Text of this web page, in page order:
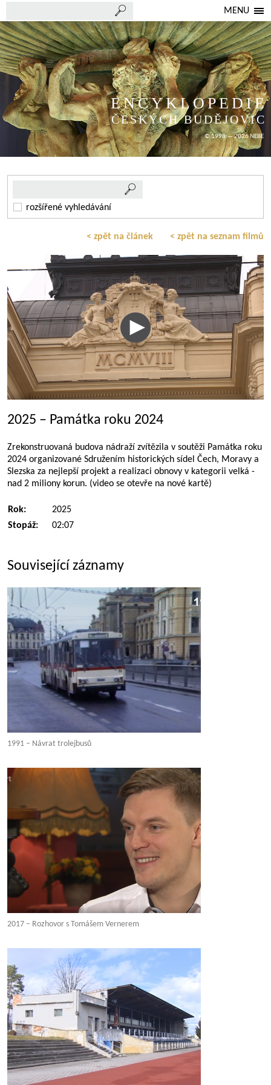
MENU
ENCYKLOPEDIE
ČESKÝCH BUDĚJOVIC
© 1998 — 2026 NEBE
rozšířené vyhledávání
< zpět na článek < zpět na seznam filmů
2025 – Památka roku 2024
Zrekonstruovaná budova nádraží zvítězila v soutěži Památka roku
2024 organizované Sdružením historických sídel Čech, Moravy a
Slezska za nejlepší projekt a realizaci obnovy v kategorii velká -
nad 2 miliony korun. (video se otevře na nové kartě)
Rok:
2025
Stopáž:
02:07
Související záznamy
1991 – Návrat trolejbusů
2017 – Rozhovor s Tomášem Vernerem